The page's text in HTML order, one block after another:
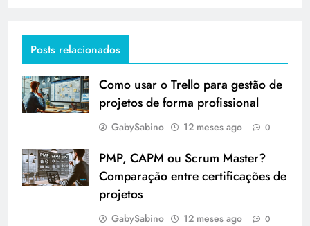
Posts relacionados
Como usar o Trello para gestão de
projetos de forma profissional
GabySabino 12 meses ago 0
PMP, CAPM ou Scrum Master?
Comparação entre certificações de
projetos
GabySabino 12 meses ago 0